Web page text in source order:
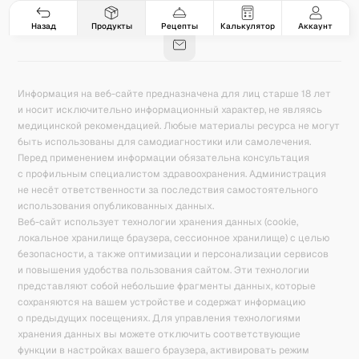
Назад Продукты Рецепты Калькулятор Аккаунт
Гастро-сеты 8 Рецепты 171 Продукты 5078 42
База знаний Калькулятор калорий
Информация на веб-сайте предназначена для лиц старше 18 лет
и носит исключительно информационный характер, не являясь
медицинской рекомендацией. Любые материалы ресурса не могут
быть использованы для самодиагностики или самолечения.
Перед применением информации обязательна консультация
с профильным специалистом здравоохранения. Администрация
не несёт ответственности за последствия самостоятельного
использования опубликованных данных.
Веб-сайт использует технологии хранения данных (cookie,
локальное хранилище браузера, сессионное хранилище) с целью
безопасности, а также оптимизации и персонализации сервисов
и повышения удобства пользования сайтом. Эти технологии
представляют собой небольшие фрагменты данных, которые
сохраняются на вашем устройстве и содержат информацию
о предыдущих посещениях. Для управления технологиями
хранения данных вы можете отключить соответствующие
функции в настройках вашего браузера, активировать режим